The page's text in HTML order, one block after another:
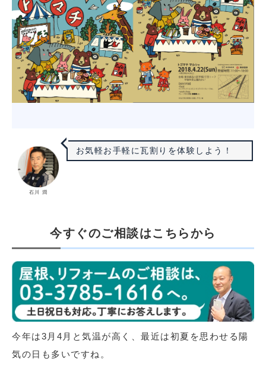
石川 潤
お気軽お手軽に瓦割りを体験しよう！
今すぐのご相談はこちらから
今年は3月4月と気温が高く、最近は初夏を思わせる陽
気の日も多いですね。